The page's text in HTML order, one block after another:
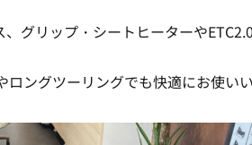
グリップ・シートヒーターや
ングツーリングでも快適にお使いい